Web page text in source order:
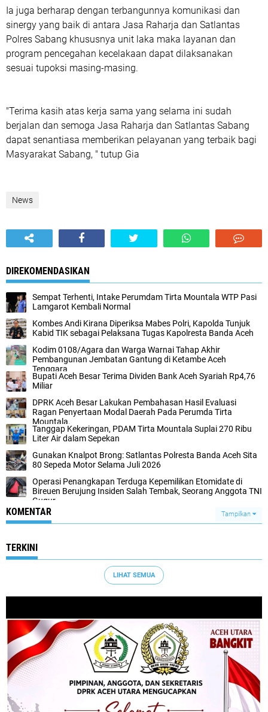
Ia juga berharap dengan terbangunnya komunikasi dan
sinergy yang baik di antara Jasa Raharja dan Satlantas
Polres Sabang khususnya unit laka maka layanan dan
program pencegahan kecelakaan dapat dilaksanakan
sesuai tupoksi masing-masing.
"Terima kasih atas kerja sama yang selama ini sudah
berjalan dan semoga Jasa Raharja dan Satlantas Sabang
dapat senantiasa memberikan pelayanan yang terbaik bagi
Masyarakat Sabang, " tutup Gia
News
DIREKOMENDASIKAN
Sempat Terhenti, Intake Perumdam Tirta Mountala WTP Pasi
Lamgarot Kembali Normal
Kombes Andi Kirana Diperiksa Mabes Polri, Kapolda Tunjuk
Kabid TIK sebagai Pelaksana Tugas Kapolresta Banda Aceh
Kodim 0108/Agara dan Warga Warnai Tahap Akhir
Pembangunan Jembatan Gantung di Ketambe Aceh
Tenggara
Bupati Aceh Besar Terima Dividen Bank Aceh Syariah Rp4,76
Miliar
DPRK Aceh Besar Lakukan Pembahasan Hasil Evaluasi
Ragan Penyertaan Modal Daerah Pada Perumda Tirta
Mountala.
Tanggap Kekeringan, PDAM Tirta Mountala Suplai 270 Ribu
Liter Air dalam Sepekan
Gunakan Knalpot Brong: Satlantas Polresta Banda Aceh Sita
80 Sepeda Motor Selama Juli 2026
Operasi Penangkapan Terduga Kepemilikan Etomidate di
Bireuen Berujung Insiden Salah Tembak, Seorang Anggota TNI
Gugur
KOMENTAR Tampilkan
TERKINI
LIHAT SEMUA